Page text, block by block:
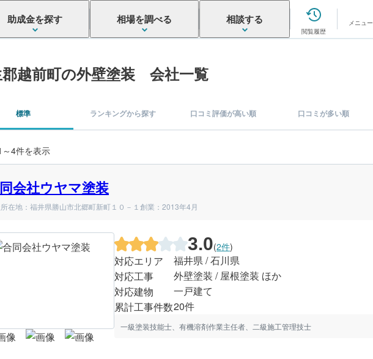
助成金を探す 相場を調べる 相談する
閲覧履歴
メニュー
郡越前町の外壁塗装 会社一覧
標準 ランキングから探す 口コミ評価が高い順 口コミが多い順
4件を表示
会社ウヤマ塗装
在地：福井県勝山市北郷町新町１０－１ 創業：2013年4月
3.0(2件)
対応エリア
福井県 / 石川県
対応工事
外壁塗装 / 屋根塗装 ほか
対応建物
一戸建て
累計工事件数20件
一級塗装技能士、有機溶剤作業主任者、二級施工管理技士